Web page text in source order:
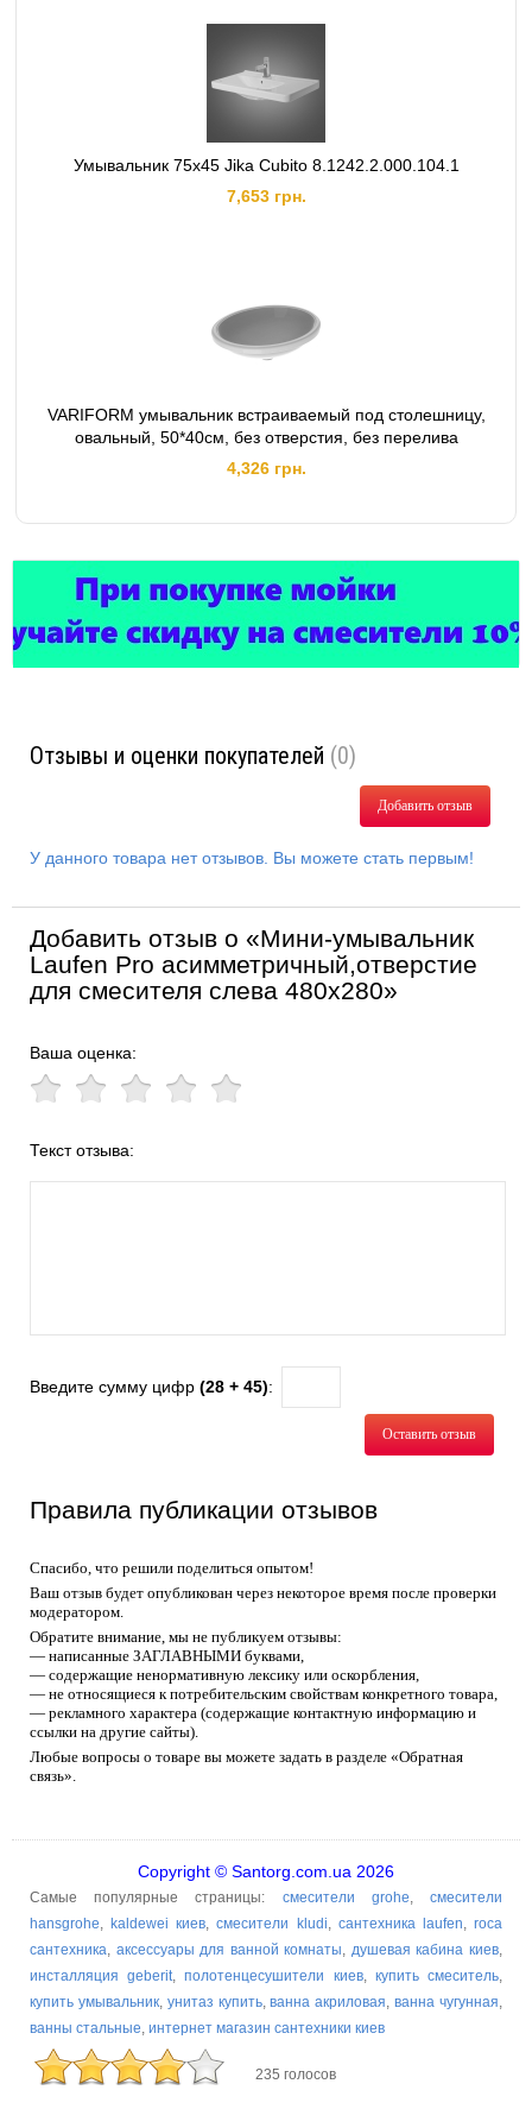
Умывальник 75х45 Jika Cubito 8.1242.2.000.104.1
7,653 грн.
VARIFORM умывальник встраиваемый под столешницу,
овальный, 50*40см, без отверстия, без перелива
4,326 грн.
Отзывы и оценки покупателей (0)
Добавить отзыв
У данного товара нет отзывов. Вы можете стать первым!
Добавить отзыв о «Мини-умывальник
Laufen Pro асимметричный,отверстие
для смесителя слева 480х280»
Ваша оценка:
Текст отзыва:
Введите сумму цифр (28 + 45):
Оставить отзыв
Правила публикации отзывов
Спасибо, что решили поделиться опытом!
Ваш отзыв будет опубликован через некоторое время после проверки
модератором.
Обратите внимание, мы не публикуем отзывы:
— написанные ЗАГЛАВНЫМИ буквами,
— содержащие ненормативную лексику или оскорбления,
— не относящиеся к потребительским свойствам конкретного товара,
— рекламного характера (содержащие контактную информацию и
ссылки на другие сайты).
Любые вопросы о товаре вы можете задать в разделе «Обратная
связь».
Copyright © Santorg.com.ua 2026
Самые популярные страницы: смесители grohe,смесители
hansgrohe, kaldewei киев,смесители kludi, сантехника laufen,roca
сантехника, аксессуары для ванной комнаты, душевая кабина киев,
инсталляция geberit,полотенцесушители киев, купить смеситель,
купить умывальник, унитаз купить,ванна акриловая,ванна чугунная,
ванны стальные, интернет магазин сантехники киев
235 голосов